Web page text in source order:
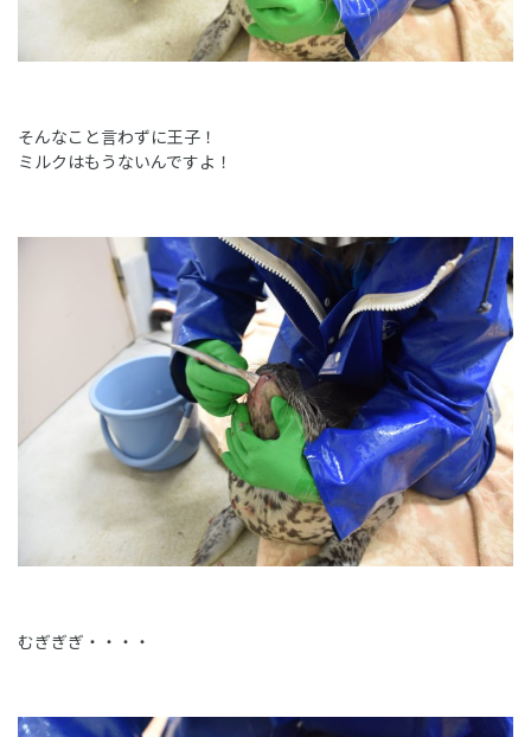
そんなこと言わずに王子！
ミルクはもうないんですよ！
むぎぎぎ・・・・